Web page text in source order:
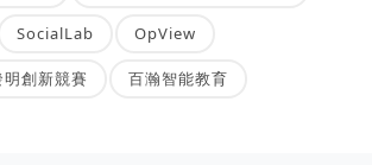
SocialLab OpView
創新競賽 百瀚智能教育